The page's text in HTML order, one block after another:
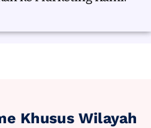
Khusus Wilayah